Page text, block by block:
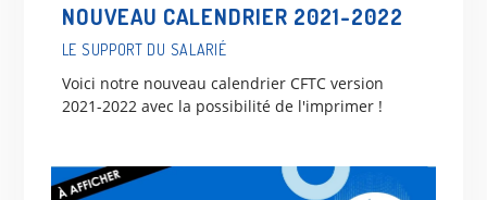
NOUVEAU CALENDRIER 2021-2022
LE SUPPORT DU SALARIÉ
Voici notre nouveau calendrier CFTC version
2021-2022 avec la possibilité de l'imprimer !